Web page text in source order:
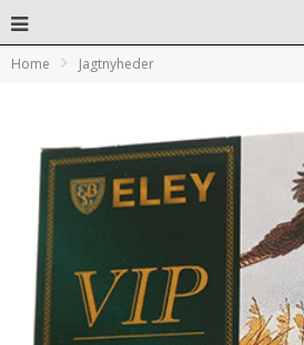
Home Jagtnyheder